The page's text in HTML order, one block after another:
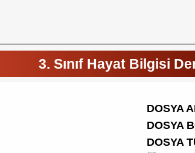
3. Sınıf Hayat Bilgisi
DOSYA
DOSYA
DOSYA